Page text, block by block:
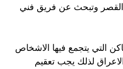
وتبحث عن فريق فني
التي يتجمع فيها الاشخاص
لذلك يجب تعقيم